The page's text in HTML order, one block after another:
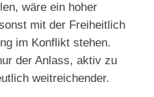
wäre ein hoher
mit der Freiheitlich
im Konflikt stehen.
der Anlass, aktiv zu
weitreichender.